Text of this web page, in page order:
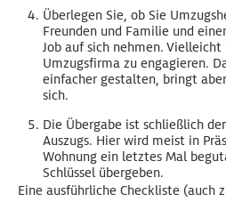
Überlegen Sie, ob Sie
Freunden und Familie und
Job auf sich nehmen.
Umzugsfirma zu engagieren.
einfacher gestalten, bringt
sich.
Die Übergabe ist schließlich
Auszugs. Hier wird meist in
Wohnung ein letztes Mal
Schlüssel übergeben.
Eine ausführliche Checkliste (auch